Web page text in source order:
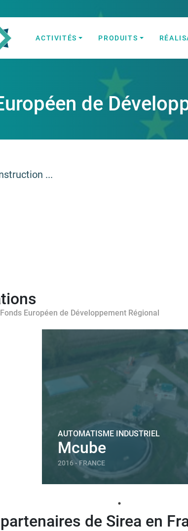
ACTIVITÉS PRODUITS
de
...
Européen de Développement Régional
AUTOMATISME INDUSTRIEL
Mcube
2016 - FRANCE
de Sirea en